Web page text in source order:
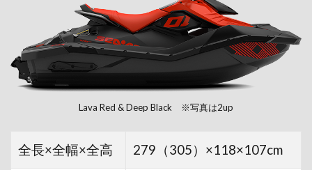
Lava Red & Deep Black ※写真は2up
全長×全幅×全高 279（305）×118×107cm